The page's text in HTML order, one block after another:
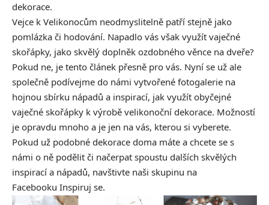
dekorace.
Vejce k Velikonocům neodmyslitelně patří stejně jako
pomlázka či hodování. Napadlo vás však využít vaječné
skořápky, jako skvělý doplněk ozdobného věnce na dveře?
Pokud ne, je tento článek přesně pro vás. Nyní se už ale
společně podívejme do námi vytvořené fotogalerie na
hojnou sbírku nápadů a inspirací, jak využít obyčejné
vaječné skořápky k výrobě velikonoční dekorace. Možností
je opravdu mnoho a je jen na vás, kterou si vyberete.
Pokud už podobné dekorace doma máte a chcete se s
námi o ně podělit či načerpat spoustu dalších skvělých
inspirací a nápadů, navštivte naši skupinu na
Facebooku Inspiruj se.